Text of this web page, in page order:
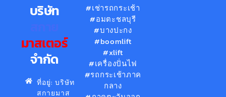
บริษัท
มาสเตอร์
จำกัด
ที่อยู่: บริษัท
สกายมาส
#เช่ารถกระเช้า
#อมตะชลบุรี
#บางปะกง
#boomlift
#xlift
#เครื่องปั่นไฟ
#รถกระเช้าภาค
กลาง